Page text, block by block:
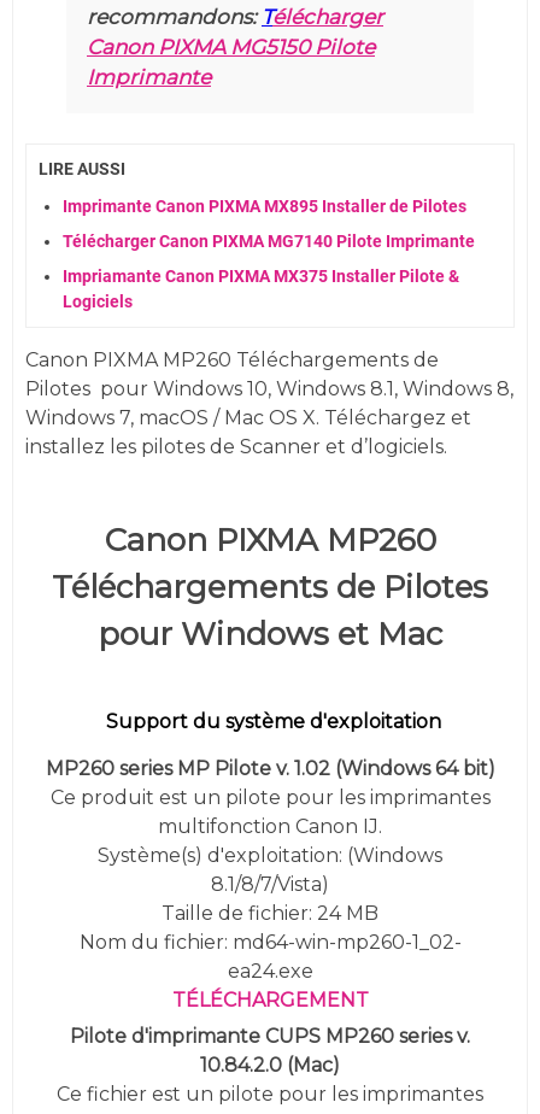
recommandons: Télécharger
Canon PIXMA MG5150 Pilote
Imprimante
LIRE AUSSI
Imprimante Canon PIXMA MX895 Installer de Pilotes
Télécharger Canon PIXMA MG7140 Pilote Imprimante
Impriamante Canon PIXMA MX375 Installer Pilote &
Logiciels
Canon PIXMA MP260 Téléchargements de
Pilotes pour Windows 10, Windows 8.1, Windows 8,
Windows 7, macOS / Mac OS X. Téléchargez et
installez les pilotes de Scanner et d’logiciels.
Canon PIXMA MP260
Téléchargements de Pilotes
pour Windows et Mac
Support du système d'exploitation
MP260 series MP Pilote v. 1.02 (Windows 64 bit)
Ce produit est un pilote pour les imprimantes
multifonction Canon IJ.
Système(s) d'exploitation: (Windows
8.1/8/7/Vista)
Taille de fichier: 24 MB
Nom du fichier: md64-win-mp260-1_02-
ea24.exe
TÉLÉCHARGEMENT
Pilote d'imprimante CUPS MP260 series v.
10.84.2.0 (Mac)
Ce fichier est un pilote pour les imprimantes